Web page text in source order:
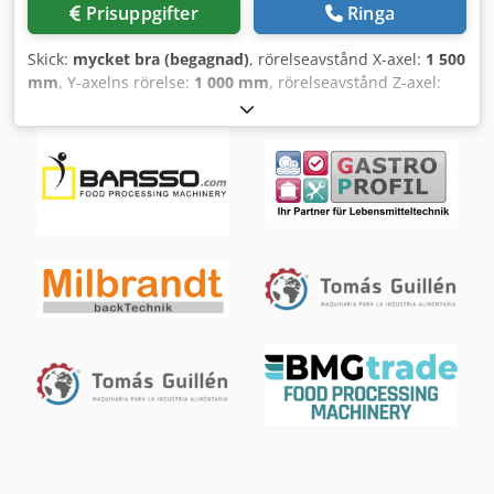
Prisuppgifter Ringa
Skick: mycket bra (begagnad), rörelseavstånd X-axel: 1 500
mm, Y-axelns rörelse: 1 000 mm, rörelseavstånd Z-axel:
1 500 mm
varvtal (max):2 500 varv/min, fjäderpenndrag:120 mm,
SHW UF 5 Rörelsebanor • X-axel (rundbord): 1 500 mm • Y-
axel (spindelstock vertikal): 1 000 mm • Z-axel (spindelstock
horisontell): 750 mm Styrsystem • CNC-styrning:
Heidenhain TNC 355 Automatiskt svänghuvud (Växling
I Tolokr Pinoldiameter: 120 mm Frässpindelupptagning: SK
50 Varvtal: 2 500 varv/min Delrenovering 2014 •
Tillverkningsår: 1990 • Genomgång/renovering: 2025
500 x 800 mm Spåntransportör Kapslingsskydd För denna
modellserie (SHW UF 5) har vi ALLA reservdelar i lager! Om
oss: MBM Maschinenservice & Gebrauchtmaschinen